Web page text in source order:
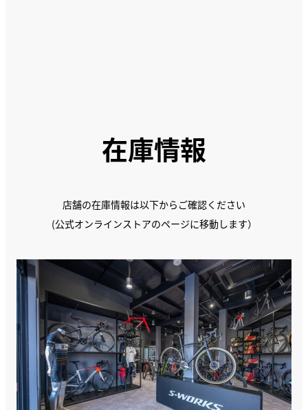
在庫情報
店舗の在庫情報は以下からご確認ください
(公式オンラインストアのページに移動します）